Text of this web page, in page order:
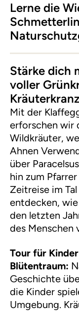
Lerne die
Stärke dich
voller
Mit der
erforschen wir
Wildkräuter,
Ahnen
über
hin zum
Zeitreise im
entdecken,
den letzten
des Menschen
Tour für
Blütentraum:
Geschichte
die Kinder
Umgebung.